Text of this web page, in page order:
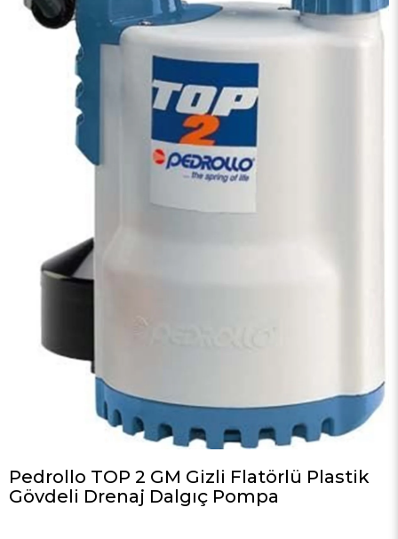
Pedrollo TOP 2 GM Gizli Flatörlü Plastik
Gövdeli Drenaj Dalgıç Pompa